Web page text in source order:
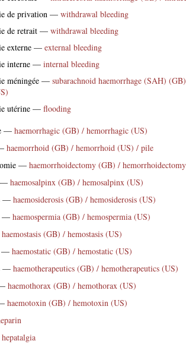
de privation — withdrawal bleeding
de retrait — withdrawal bleeding
externe — external bleeding
interne — internal bleeding
méningée — subarachnoid haemorrhage (SAH)
utérine — flooding
— haemorrhagic (GB) / hemorrhagic (US)
haemorrhoid (GB) / hemorrhoid (US) / pile
— haemorrhoidectomy (GB) /
— haemosalpinx (GB) / hemosalpinx (US)
— haemosiderosis (GB) / hemosiderosis (US)
— haemospermia (GB) / hemospermia (US)
haemostasis (GB) / hemostasis (US)
— haemostatic (GB) / hemostatic (US)
— haemotherapeutics (GB) / hemotherapeutics (US)
haemothorax (GB) / hemothorax (US)
haemotoxin (GB) / hemotoxin (US)
hepatalgia